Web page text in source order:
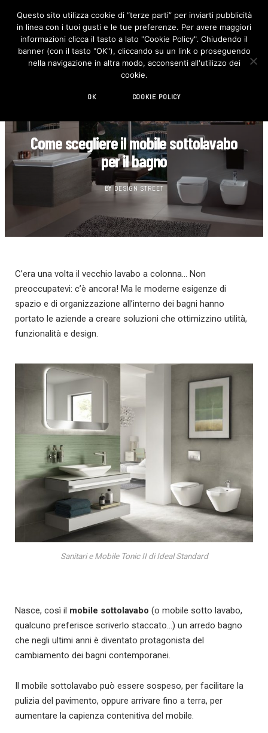
F
c
e
b
o
I
n
s
t
Come scegliere il mobile sottolavabo
per il bagno
BY DESIGN STREET
C’era una volta il vecchio lavabo a colonna… Non
preoccupatevi: c’è ancora! Ma le moderne esigenze di
spazio e di organizzazione all’interno dei bagni hanno
portato le aziende a creare soluzioni che ottimizzino utilità,
funzionalità e design.
Sanitari e Mobile Tonic II di Ideal Standard
Nasce, così il mobile sottolavabo (o mobile sotto lavabo,
qualcuno preferisce scriverlo staccato…) un arredo bagno
che negli ultimi anni è diventato protagonista del
cambiamento dei bagni contemporanei.
Il mobile sottolavabo può essere sospeso, per facilitare la
pulizia del pavimento, oppure arrivare fino a terra, per
aumentare la capienza contenitiva del mobile.
Questo sito utilizza cookie di “terze parti” per inviarti pubblicità
in linea con i tuoi gusti e le tue preferenze. Per avere maggiori
informazioni clicca il tasto a lato "Cookie Policy". Chiudendo il
banner (con il tasto "OK"), cliccando su un link o proseguendo
nella navigazione in altra modo, acconsenti all'utilizzo dei
cookie.
OK COOKIE POLICY